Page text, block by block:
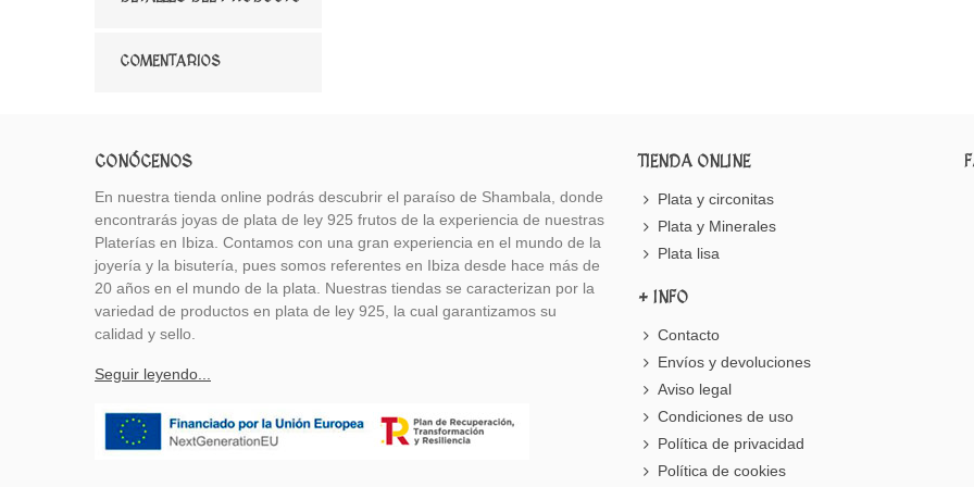
COMENTARIOS
CONÓCENOS
En nuestra tienda online podrás descubrir el paraíso de Shambala, donde
encontrarás joyas de plata de ley 925 frutos de la experiencia de nuestras
Platerías en Ibiza. Contamos con una gran experiencia en el mundo de la
joyería y la bisutería, pues somos referentes en Ibiza desde hace más de
20 años en el mundo de la plata. Nuestras tiendas se caracterizan por la
variedad de productos en plata de ley 925, la cual garantizamos su
calidad y sello.
Seguir leyendo...
TIENDA ONLINE
Plata y circonitas
Plata y Minerales
Plata lisa
+ INFO
Contacto
Envíos y devoluciones
Aviso legal
Condiciones de uso
Política de privacidad
Política de cookies